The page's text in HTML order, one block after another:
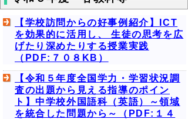
【学校訪問からの好事例紹介】ICT
を効果的に活用し、 生徒の思考を広
げたり深めたりする授業実践
（PDF:７０８KB）
【令和５年度全国学力・学習状況調
査の出題から見える指導のポイン
ト】中学校外国語科（英語）～領域
を統合した問題から～（PDF:１４